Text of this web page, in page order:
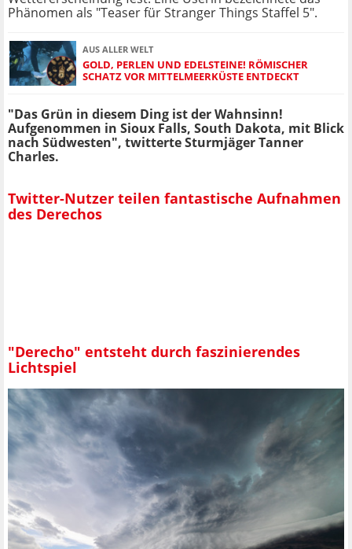
Phänomen als "Teaser für Stranger Things Staffel 5".
AUS ALLER WELT
GOLD, PERLEN UND EDELSTEINE! RÖMISCHER
SCHATZ VOR MITTELMEERKÜSTE ENTDECKT
"Das Grün in diesem Ding ist der Wahnsinn!
Aufgenommen in Sioux Falls, South Dakota, mit Blick
nach Südwesten", twitterte Sturmjäger Tanner
Charles.
Twitter-Nutzer teilen fantastische Aufnahmen
des Derechos
"Derecho" entsteht durch faszinierendes
Lichtspiel